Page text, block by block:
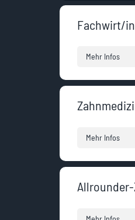
Fachwirt/
Mehr Infos
Mehr Infos